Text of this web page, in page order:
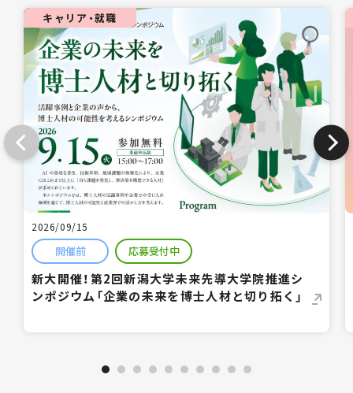
キャリア・就職
2026/09/15
開催前 応募受付中
新大開催！第2回新潟大学未来先導大学院推進シ
ンポジウム「企業の未来を博士人材と切り拓く」